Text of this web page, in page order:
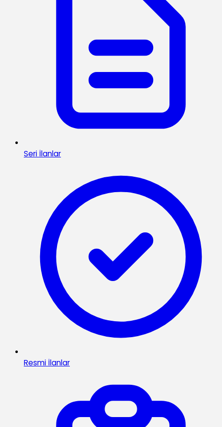
Seri İlanlar
Resmi İlanlar